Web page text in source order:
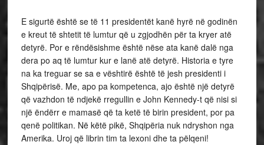
E sigurtë është se të 11 presidentët kanë hyrë në godinën
e kreut të shtetit të lumtur që u zgjodhën për ta kryer atë
detyrë. Por e rëndësishme është nëse ata kanë dalë nga
dera po aq të lumtur kur e lanë atë detyrë. Historia e tyre
na ka treguar se sa e vështirë është të jesh presidenti i
Shqipërisë. Me, apo pa kompetenca, ajo është një detyrë
që vazhdon të ndjekë rregullin e John Kennedy-t që nisi si
një ëndërr e mamasë që ta ketë të birin president, por pa
qenë politikan. Në këtë pikë, Shqipëria nuk ndryshon nga
Amerika. Uroj që librin tim ta lexoni dhe ta pëlqeni!